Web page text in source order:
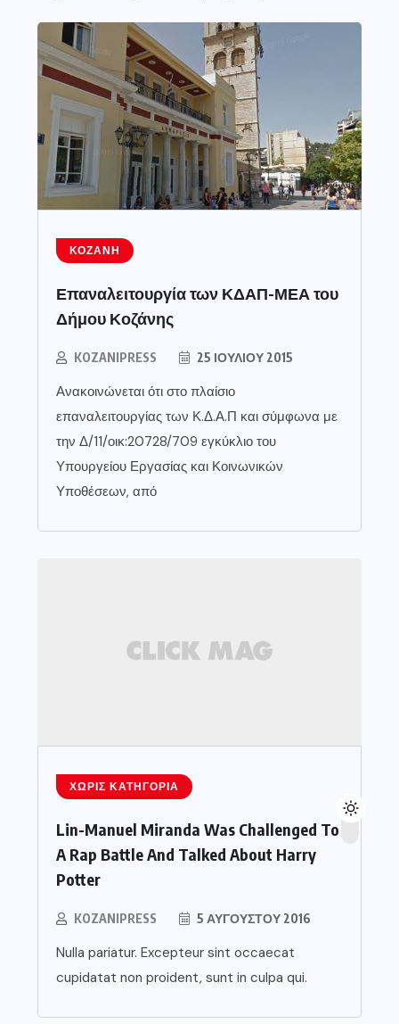
ΚΟΖΆΝΗ
Επαναλειτουργία των ΚΔΑΠ-ΜΕΑ του
Δήμου Κοζάνης
KOZANIPRESS 25 ΙΟΥΛΊΟΥ 2015
Ανακοινώνεται ότι στο πλαίσιο
επαναλειτουργίας των Κ.Δ.Α.Π και σύμφωνα με
την Δ/11/οικ:20728/709 εγκύκλιο του
Υπουργείου Εργασίας και Κοινωνικών
Υποθέσεων, από
ΧΩΡΊΣ ΚΑΤΗΓΟΡΊΑ
Lin-Manuel Miranda Was Challenged To
A Rap Battle And Talked About Harry
Potter
KOZANIPRESS 5 ΑΥΓΟΎΣΤΟΥ 2016
Nulla pariatur. Excepteur sint occaecat
cupidatat non proident, sunt in culpa qui.